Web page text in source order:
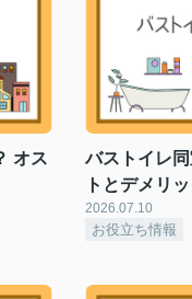
オス
バストイレ
トとデメリ
2026.07.10
お役立ち情報